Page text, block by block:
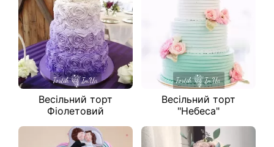
Весільний торт
Фіолетовий
Весільний торт
"Небеса"